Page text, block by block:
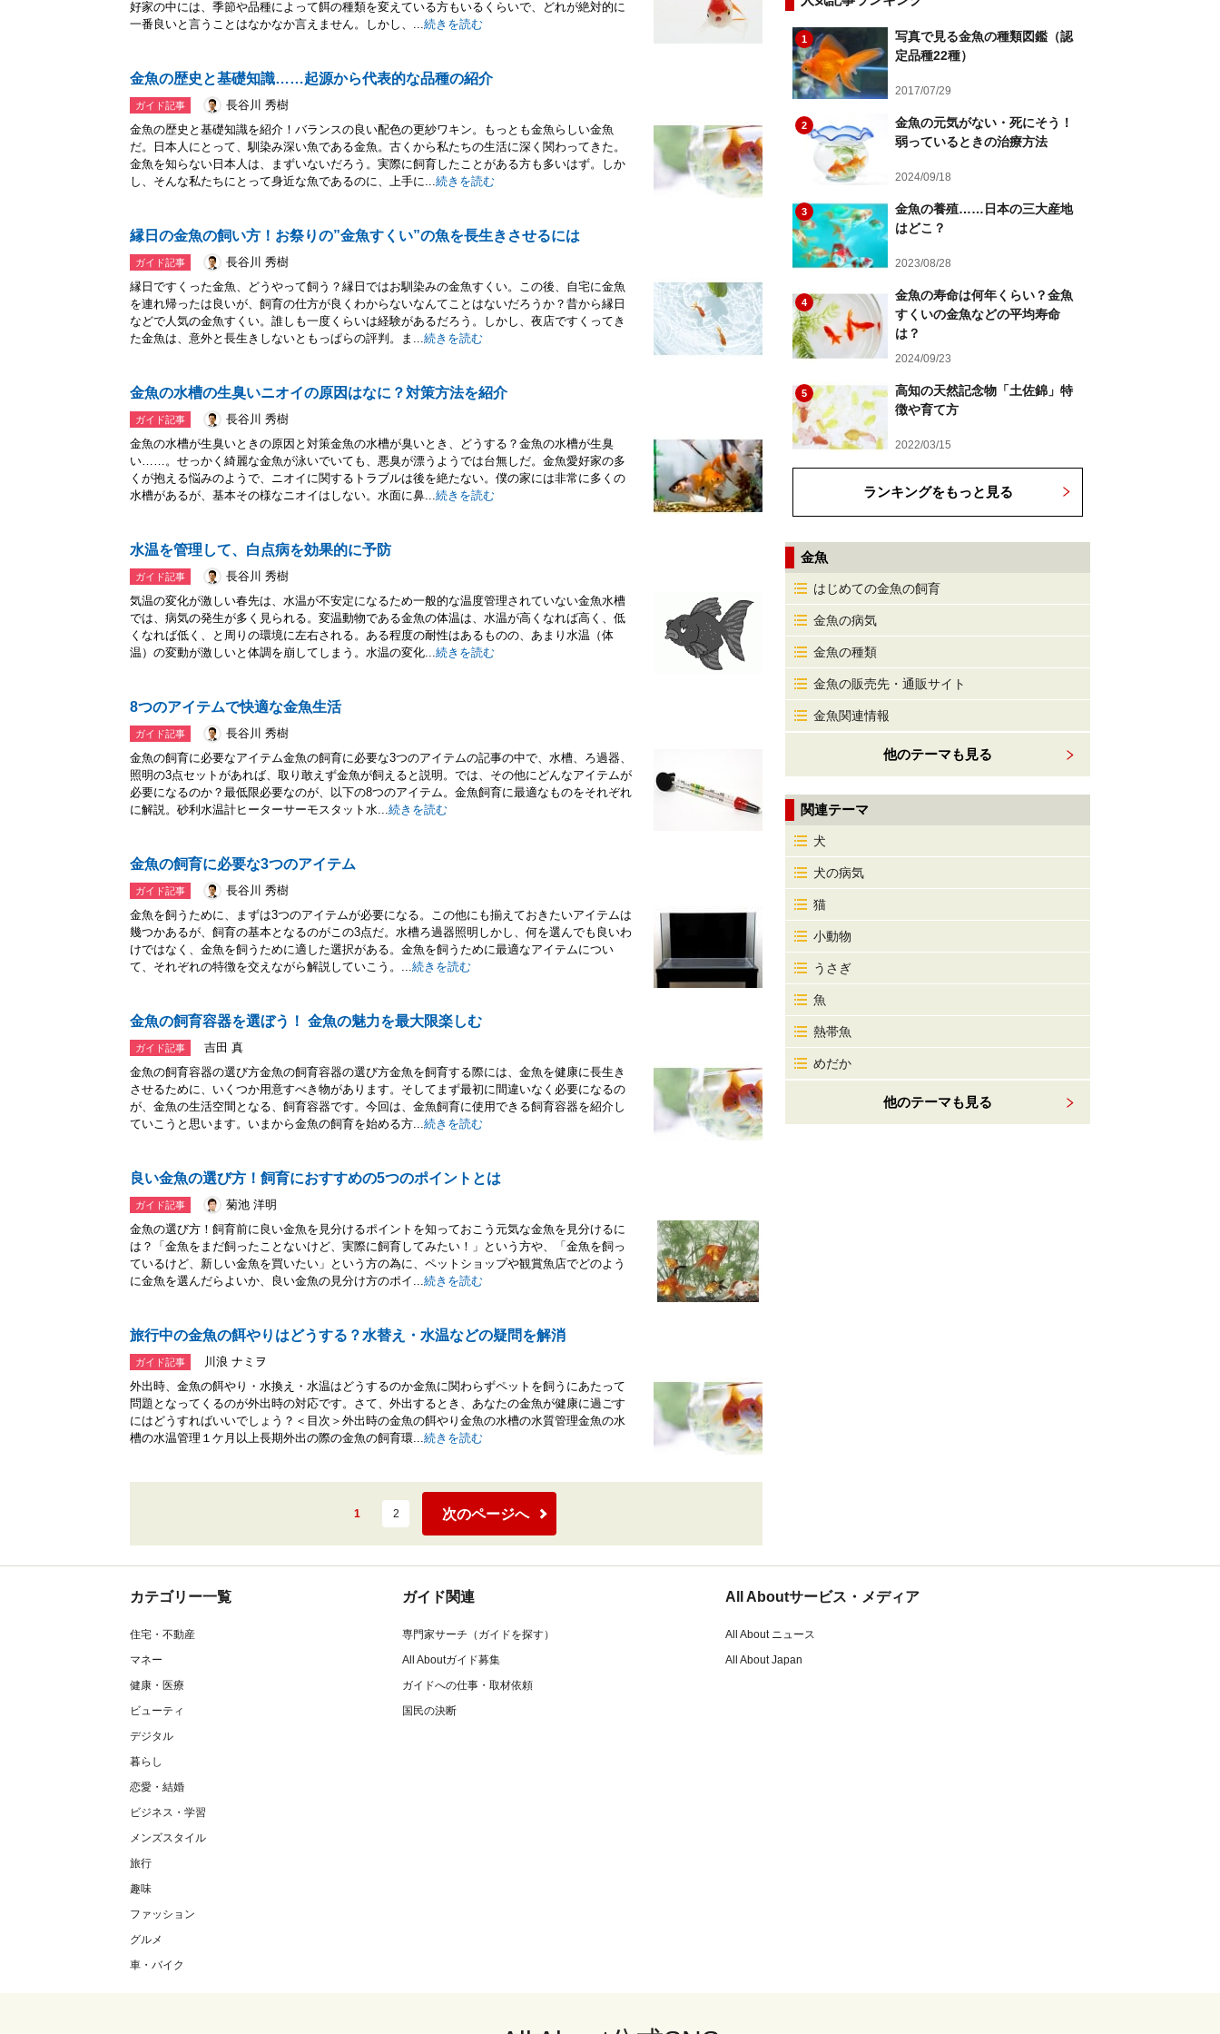
好家の中には、季節や品種によって餌の種類を変えている方もいるくらいで、どれが絶対的に
一番良いと言うことはなかなか言えません。しかし、...続きを読む
金魚の歴史と基礎知識……起源から代表的な品種の紹介
ガイド記事
長谷川 秀樹
金魚の歴史と基礎知識を紹介！バランスの良い配色の更紗ワキン。もっとも金魚らしい金魚
だ。日本人にとって、馴染み深い魚である金魚。古くから私たちの生活に深く関わってきた。
金魚を知らない日本人は、まずいないだろう。実際に飼育したことがある方も多いはず。しか
し、そんな私たちにとって身近な魚であるのに、上手に...続きを読む
縁日の金魚の飼い方！お祭りの”金魚すくい”の魚を長生きさせるには
ガイド記事
長谷川 秀樹
縁日ですくった金魚、どうやって飼う？縁日ではお馴染みの金魚すくい。この後、自宅に金魚
を連れ帰ったは良いが、飼育の仕方が良くわからないなんてことはないだろうか？昔から縁日
などで人気の金魚すくい。誰しも一度くらいは経験があるだろう。しかし、夜店ですくってき
た金魚は、意外と長生きしないともっぱらの評判。ま...続きを読む
金魚の水槽の生臭いニオイの原因はなに？対策方法を紹介
ガイド記事
長谷川 秀樹
金魚の水槽が生臭いときの原因と対策金魚の水槽が臭いとき、どうする？金魚の水槽が生臭
い……。せっかく綺麗な金魚が泳いでいても、悪臭が漂うようでは台無しだ。金魚愛好家の多
くが抱える悩みのようで、ニオイに関するトラブルは後を絶たない。僕の家には非常に多くの
水槽があるが、基本その様なニオイはしない。水面に鼻...続きを読む
水温を管理して、白点病を効果的に予防
ガイド記事
長谷川 秀樹
気温の変化が激しい春先は、水温が不安定になるため一般的な温度管理されていない金魚水槽
では、病気の発生が多く見られる。変温動物である金魚の体温は、水温が高くなれば高く、低
くなれば低く、と周りの環境に左右される。ある程度の耐性はあるものの、あまり水温（体
温）の変動が激しいと体調を崩してしまう。水温の変化...続きを読む
8つのアイテムで快適な金魚生活
ガイド記事
長谷川 秀樹
金魚の飼育に必要なアイテム金魚の飼育に必要な3つのアイテムの記事の中で、水槽、ろ過器、
照明の3点セットがあれば、取り敢えず金魚が飼えると説明。では、その他にどんなアイテムが
必要になるのか？最低限必要なのが、以下の8つのアイテム。金魚飼育に最適なものをそれぞれ
に解説。砂利水温計ヒーターサーモスタット水...続きを読む
金魚の飼育に必要な3つのアイテム
ガイド記事
長谷川 秀樹
金魚を飼うために、まずは3つのアイテムが必要になる。この他にも揃えておきたいアイテムは
幾つかあるが、飼育の基本となるのがこの3点だ。水槽ろ過器照明しかし、何を選んでも良いわ
けではなく、金魚を飼うために適した選択がある。金魚を飼うために最適なアイテムについ
て、それぞれの特徴を交えながら解説していこう。...続きを読む
金魚の飼育容器を選ぼう！ 金魚の魅力を最大限楽しむ
ガイド記事
吉田 真
金魚の飼育容器の選び方金魚の飼育容器の選び方金魚を飼育する際には、金魚を健康に長生き
させるために、いくつか用意すべき物があります。そしてまず最初に間違いなく必要になるの
が、金魚の生活空間となる、飼育容器です。今回は、金魚飼育に使用できる飼育容器を紹介し
ていこうと思います。いまから金魚の飼育を始める方...続きを読む
良い金魚の選び方！飼育におすすめの5つのポイントとは
ガイド記事
菊池 洋明
金魚の選び方！飼育前に良い金魚を見分けるポイントを知っておこう元気な金魚を見分けるに
は？「金魚をまだ飼ったことないけど、実際に飼育してみたい！」という方や、「金魚を飼っ
ているけど、新しい金魚を買いたい」という方の為に、ペットショップや観賞魚店でどのよう
に金魚を選んだらよいか、良い金魚の見分け方のポイ...続きを読む
旅行中の金魚の餌やりはどうする？水替え・水温などの疑問を解消
ガイド記事
川浪 ナミヲ
外出時、金魚の餌やり・水換え・水温はどうするのか金魚に関わらずペットを飼うにあたって
問題となってくるのが外出時の対応です。さて、外出するとき、あなたの金魚が健康に過ごす
にはどうすればいいでしょう？＜目次＞外出時の金魚の餌やり金魚の水槽の水質管理金魚の水
槽の水温管理１ケ月以上長期外出の際の金魚の飼育環...続きを読む
1 2 次のページへ
1
写真で見る金魚の種類図鑑（認
定品種22種）
2017/07/29
2
金魚の元気がない・死にそう！
弱っているときの治療方法
2024/09/18
3
金魚の養殖……日本の三大産地
はどこ？
2023/08/28
4
金魚の寿命は何年くらい？金魚
すくいの金魚などの平均寿命
は？
2024/09/23
5
高知の天然記念物「土佐錦」特
徴や育て方
2022/03/15
ランキングをもっと見る
金魚
はじめての金魚の飼育
金魚の病気
金魚の種類
金魚の販売先・通販サイト
金魚関連情報
他のテーマも見る
関連テーマ
犬
犬の病気
猫
小動物
うさぎ
魚
熱帯魚
めだか
他のテーマも見る
カテゴリー一覧
住宅・不動産
マネー
健康・医療
ビューティ
デジタル
暮らし
恋愛・結婚
ビジネス・学習
メンズスタイル
旅行
趣味
ファッション
グルメ
車・バイク
ガイド関連
専門家サーチ（ガイドを探す）
All Aboutガイド募集
ガイドへの仕事・取材依頼
国民の決断
All Aboutサービス・メディア
All About ニュース
All About Japan